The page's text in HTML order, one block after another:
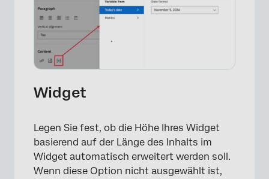
×
Widget
Legen Sie fest, ob die Höhe Ihres Widget
basierend auf der Länge des Inhalts im
Widget automatisch erweitert werden soll.
Wenn diese Option nicht ausgewählt ist,